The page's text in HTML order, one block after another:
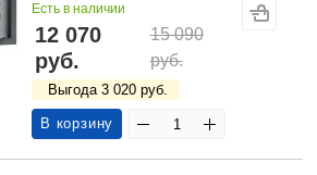
Есть в наличии
12 070
руб.
15 090
руб.
Выгода 3 020 руб.
В корзину